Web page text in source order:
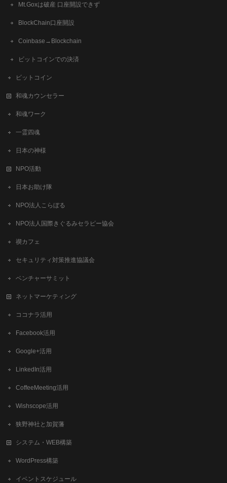
Mt.Goxは破産 口座開設できず
BlockChain口座開設
Coinbase→Blockchain
ビットコインでの決済
ビットコイン
和魂カウンセラー
和魂ワーク
一霊四魂
日本の神様
NPO活動
日本お助け隊
NPO法人こらぼる
NPO法人国際きぐるみセラピー協会
禊カフェ
セキュリティ対策推進協議会
ベンチャーサミット
ネットマーケティング
ココナラ活用
Facebook活用
Google+活用
LinkedIn活用
CoffeeMeeting活用
Wishscope活用
狭野神社と加賀藩
システム・WEB構築
WordPress構築
イベントスケジュール